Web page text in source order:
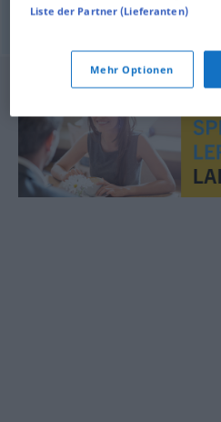
Liste der Partner (Lieferanten)
Mehr Optionen